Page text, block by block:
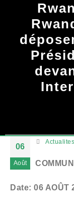
06
Août
Actualites
Date: 06 AOÛT